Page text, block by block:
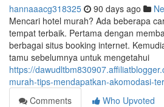
hannaaacg318325 90 days ago
Mencari hotel murah? Ada beberapa
tempat terbaik. Pertama dengan
berbagai situs booking internet.
tamu sebelumnya untuk mengetahui
https://
murah-tips-mendapatkan-akomodasi-
Comments
Who Upvoted